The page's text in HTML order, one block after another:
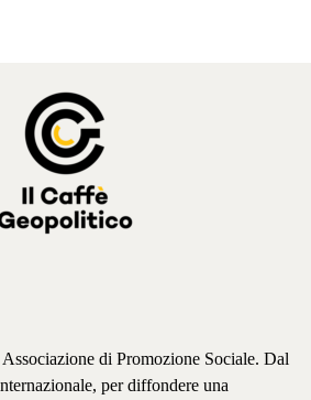
di Promozione Sociale. Dal
per diffondere una